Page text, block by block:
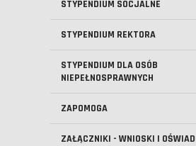
STYPENDIUM SOCJALNE
STYPENDIUM REKTORA
STYPENDIUM DLA OSÓB
NIEPEŁNOSPRAWNYCH
ZAPOMOGA
ZAŁĄCZNIKI - WNIOSKI I